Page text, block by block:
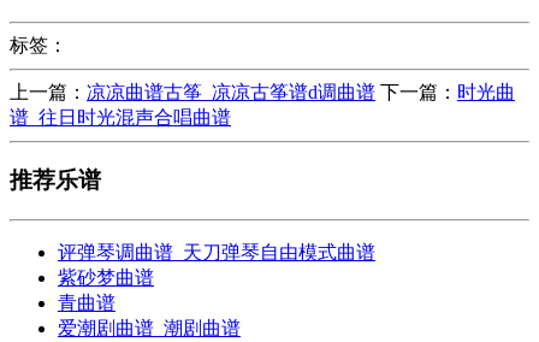
标签：
上一篇： 凉凉曲谱古筝_凉凉古筝谱d调曲谱 下一篇： 时光曲
谱_往日时光混声合唱曲谱
推荐乐谱
评弹琴调曲谱_天刀弹琴自由模式曲谱
紫砂梦曲谱
青曲谱
爱潮剧曲谱_潮剧曲谱